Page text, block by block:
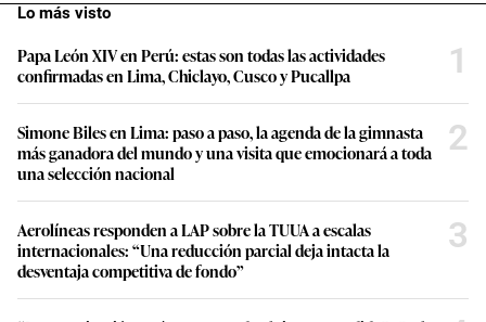
Lo más visto
Papa León XIV en Perú: estas son todas las actividades
confirmadas en Lima, Chiclayo, Cusco y Pucallpa
1
Simone Biles en Lima: paso a paso, la agenda de la gimnasta
más ganadora del mundo y una visita que emocionará a toda
una selección nacional
2
Aerolíneas responden a LAP sobre la TUUA a escalas
internacionales: “Una reducción parcial deja intacta la
desventaja competitiva de fondo”
3